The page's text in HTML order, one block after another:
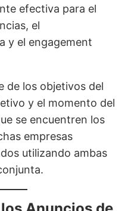
efectiva para el
el
y el engagement
de los objetivos del
y el momento del
se encuentren los
empresas
utilizando ambas